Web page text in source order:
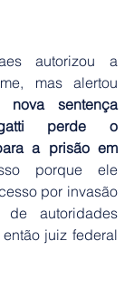
autorizou a
mas alertou
sentença
perde o
a prisão em
porque ele
por invasão
autoridades
juiz federal